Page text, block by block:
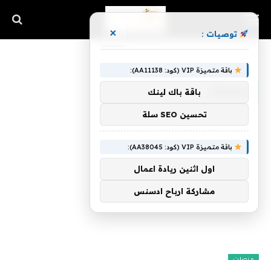
توصيات : ×
باقة متميزة VIP (كود: AA11138):
باقة باك لينك
تحسين SEO سلة
باقة متميزة VIP (كود: AA38045):
اول اثنين ريادة اعمال
مشاركة ارباح ادسنس